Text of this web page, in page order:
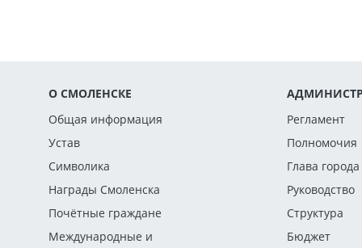
О СМОЛЕНСКЕ
Общая информация
Устав
Символика
Награды Смоленска
Почётные граждане
Международные и
Регламент
Полномочия
Глава города
Руководство
Структура
Бюджет